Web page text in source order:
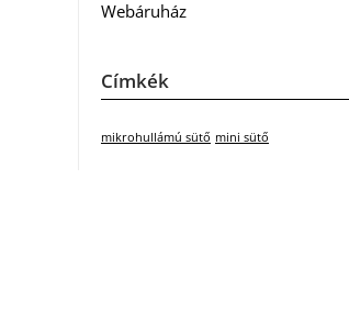
Webáruház
Címkék
mikrohullámú sütő mini sütő